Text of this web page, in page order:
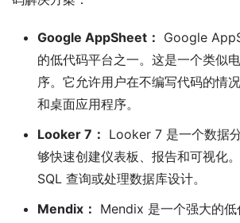
Google AppSheet： Google
的低代码平台之一。这是一个类似
序。它允许用户在不编写代码的情
和桌面应用程序。
Looker 7： Looker 7 是一个数据
够快速创建仪表板、报告和可视化
SQL 查询或处理数据库设计。
Mendix： Mendix 是一个强大的